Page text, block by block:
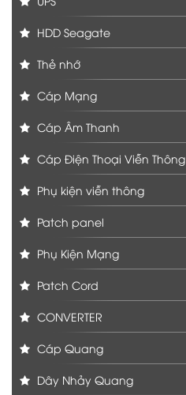
HDD Seagate
Thẻ nhớ
Cáp Mạng
Cáp Âm Thanh
Cáp Điện Thoại Viễn Thông
Phụ kiện viễn thông
Patch panel
Phụ Kiện Mạng
Patch Cord
CONVERTER
Cáp Quang
Dây Nhảy Quang